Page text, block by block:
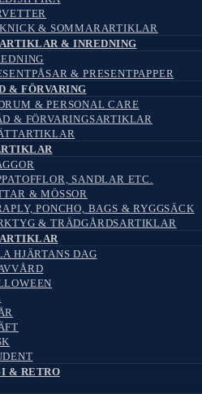
& SOMMARARTIKLAR
& INREDNING
& PRESENTPAPPER
& FÖRVARING
& PERSONAL CARE
& FÖRVARINGSARTIKLAR
SANDLAR ETC.
& MÖSSOR
PONCHO, BAGS & RYGGSÄCK
& TRÄDGÅRDSARTIKLAR
HJÄRTANS DAG
& RETRO